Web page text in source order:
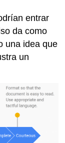
entrar
da como
una idea que
un